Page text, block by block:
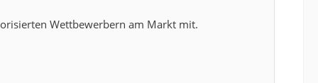
Wettbewerbern am Markt mit.